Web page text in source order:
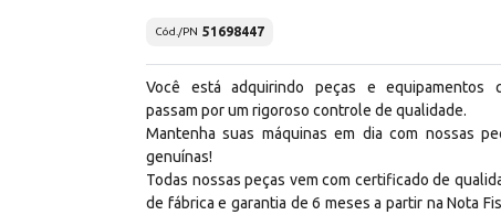
Cód./PN 51698447
Você está adquirindo peças e equipamentos
passam por um rigoroso controle de qualidade.
Mantenha suas máquinas em dia com nossas
genuínas!
Todas nossas peças vem com certificado de
de fábrica e garantia de 6 meses a partir na Nota